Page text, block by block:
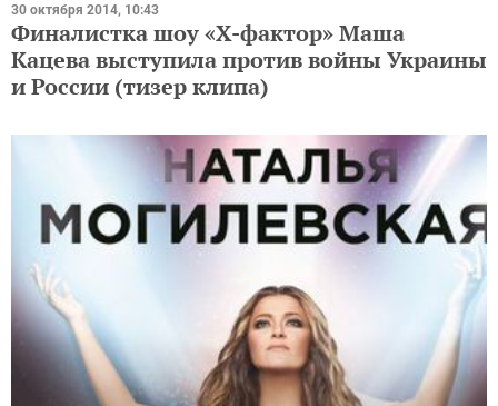
30 октября 2014, 10:43
Финалистка шоу «Х-фактор» Маша
Кацева выступила против войны Украины
и России (тизер клипа)